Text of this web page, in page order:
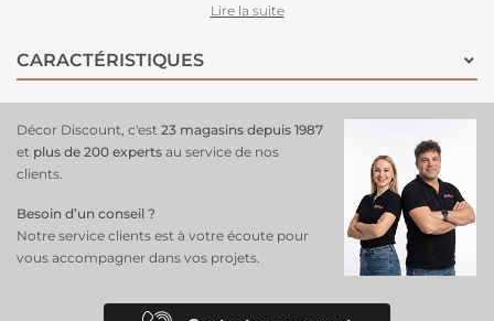
avec cette tringle, et bénéficiez d’une
Lire la suite
CARACTÉRISTIQUES
Décor Discount, c'est 23 magasins depuis 1987
et plus de 200 experts au service de nos
clients.
Besoin d’un conseil ?
Notre service clients est à votre écoute pour
vous accompagner dans vos projets.